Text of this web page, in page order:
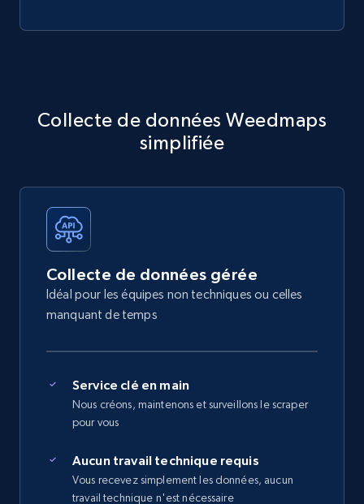
Collecte de données Weedmaps
simplifiée
Collecte de données gérée
Idéal pour les équipes non techniques ou celles
manquant de temps
Service clé en main
Nous créons, maintenons et surveillons le scraper
pour vous
Aucun travail technique requis
Vous recevez simplement les données, aucun
travail technique n'est nécessaire